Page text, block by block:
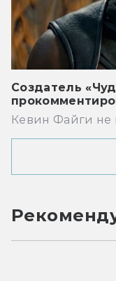
Создатель
Кевин Файги не